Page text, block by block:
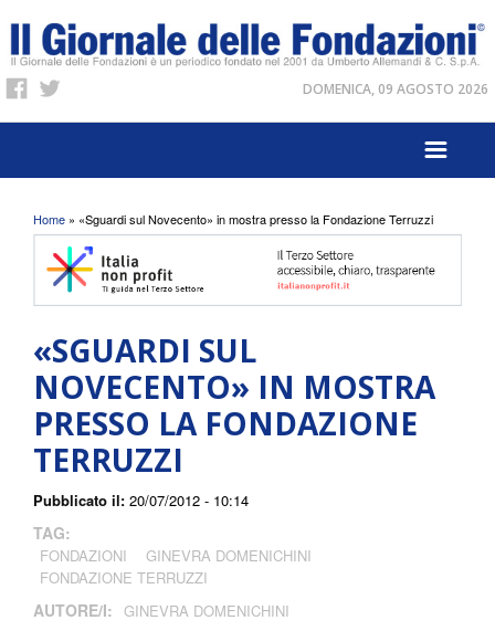
DOMENICA, 09 AGOSTO 2026
Tu sei qui
Home » «Sguardi sul Novecento» in mostra presso la Fondazione Terruzzi
«SGUARDI SUL
NOVECENTO» IN MOSTRA
PRESSO LA FONDAZIONE
TERRUZZI
Pubblicato il: 20/07/2012 - 10:14
TAG:
FONDAZIONI
GINEVRA DOMENICHINI
FONDAZIONE TERRUZZI
AUTORE/I: GINEVRA DOMENICHINI